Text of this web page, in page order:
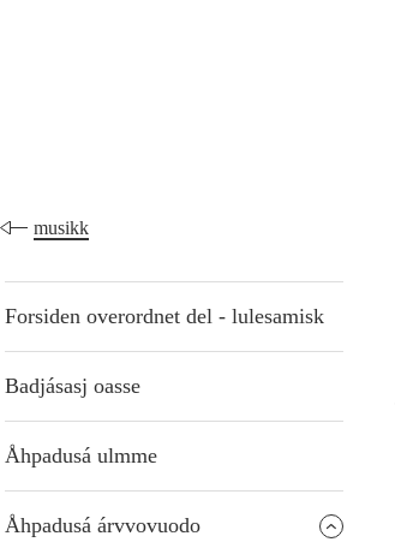
musikk
Forsiden overordnet del - lulesamisk
Badjásasj oasse
Åhpadusá ulmme
Åhpadusá árvvovuodo